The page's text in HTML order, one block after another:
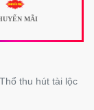
MÃI
thu hút tài lộc